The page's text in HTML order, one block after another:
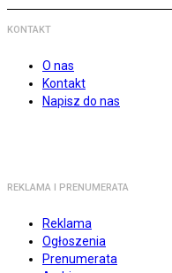
KONTAKT
O nas
Kontakt
Napisz do nas
REKLAMA I PRENUMERATA
Reklama
Ogłoszenia
Prenumerata